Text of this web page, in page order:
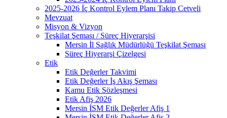
2025-2026 İç Kontrol Eylem Planı Takip Cetveli
Mevzuat
Misyon & Vizyon
Teşkilat Şeması / Süreç Hiyerarşisi
Mersin İl Sağlık Müdürlüğü Teşkilat Şeması
Süreç Hiyerarşi Çizelgesi
Etik
Etik Değerler Takvimi
Etik Değerler İş Akış Şeması
Kamu Etik Sözleşmesi
Etik Afiş 2026
Mersin İSM Etik Değerler Afiş 1